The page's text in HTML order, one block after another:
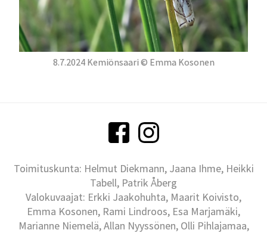
8.7.2024 Kemiönsaari © Emma Kosonen
Toimituskunta: Helmut Diekmann, Jaana Ihme, Heikki
Tabell, Patrik Åberg
Valokuvaajat: Erkki Jaakohuhta, Maarit Koivisto,
Emma Kosonen, Rami Lindroos, Esa Marjamäki,
Marianne Niemelä, Allan Nyyssönen, Olli Pihlajamaa,